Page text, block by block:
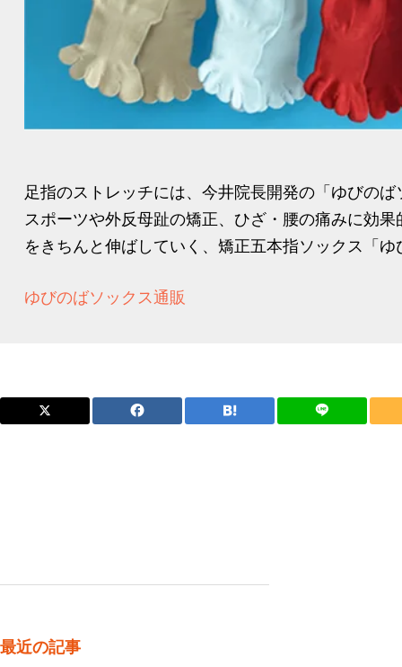
足指のストレッチには、今井院長開発の「ゆびの
スポーツや外反母趾の矯正、ひざ・腰の痛みに効
をきちんと伸ばしていく、矯正五本指ソックス「
ゆびのばソックス通販
最近の記事